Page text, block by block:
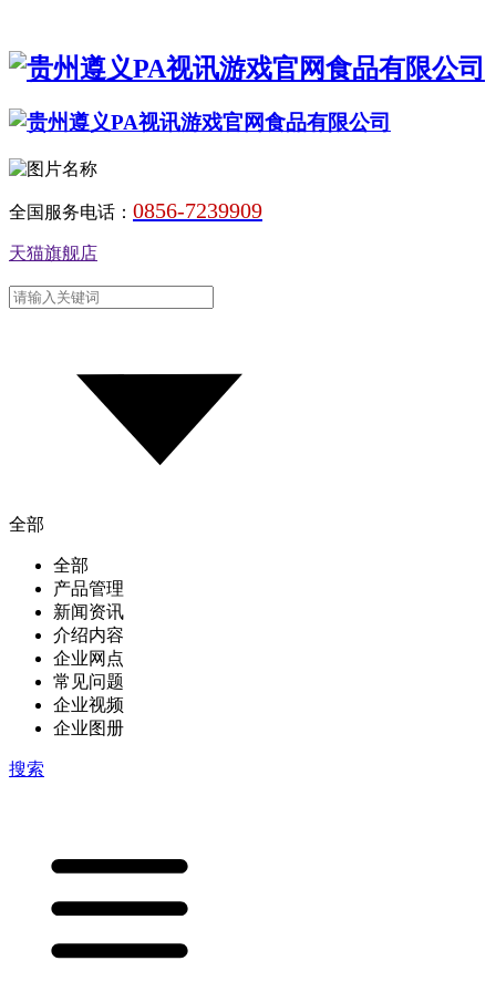
全国服务电话： 0856-7239909
天猫旗舰店
全部
全部
产品管理
新闻资讯
介绍内容
企业网点
常见问题
企业视频
企业图册
搜索